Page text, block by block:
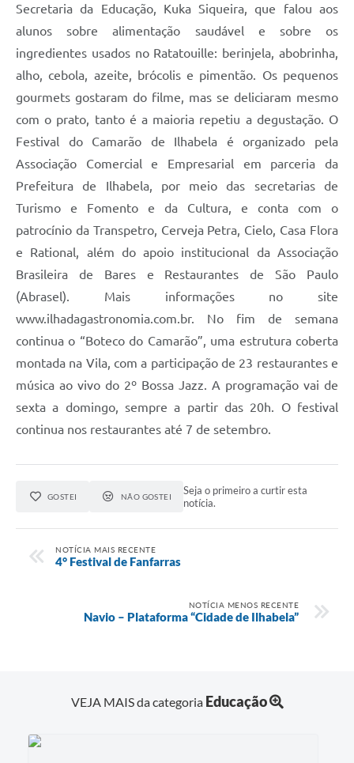
Secretaria da Educação, Kuka Siqueira, que falou aos
alunos sobre alimentação saudável e sobre os
ingredientes usados no Ratatouille: berinjela, abobrinha,
alho, cebola, azeite, brócolis e pimentão. Os pequenos
gourmets gostaram do filme, mas se deliciaram mesmo
com o prato, tanto é a maioria repetiu a degustação. O
Festival do Camarão de Ilhabela é organizado pela
Associação Comercial e Empresarial em parceria da
Prefeitura de Ilhabela, por meio das secretarias de
Turismo e Fomento e da Cultura, e conta com o
patrocínio da Transpetro, Cerveja Petra, Cielo, Casa Flora
e Rational, além do apoio institucional da Associação
Brasileira de Bares e Restaurantes de São Paulo
(Abrasel). Mais informações no site
www.ilhadagastronomia.com.br. No fim de semana
continua o “Boteco do Camarão”, uma estrutura coberta
montada na Vila, com a participação de 23 restaurantes e
música ao vivo do 2º Bossa Jazz. A programação vai de
sexta a domingo, sempre a partir das 20h. O festival
continua nos restaurantes até 7 de setembro.
GOSTEI NÃO GOSTEI
Seja o primeiro a curtir esta
notícia.
NOTÍCIA MAIS RECENTE
4° Festival de Fanfarras
NOTÍCIA MENOS RECENTE
Navio – Plataforma “Cidade de Ilhabela”
VEJA MAIS da categoria Educação